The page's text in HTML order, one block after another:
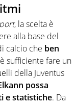
, la scelta è
alla base del
calcio che ben
sufficiente fare un
della Juventus
possa
e statistiche. Da